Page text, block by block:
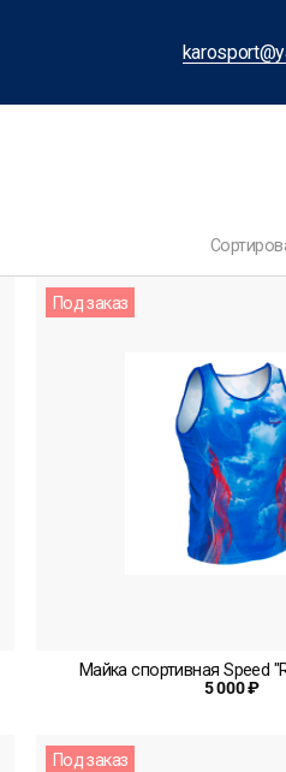
Под заказ
Майка спортивная Speed
5 000 ₽
Под заказ